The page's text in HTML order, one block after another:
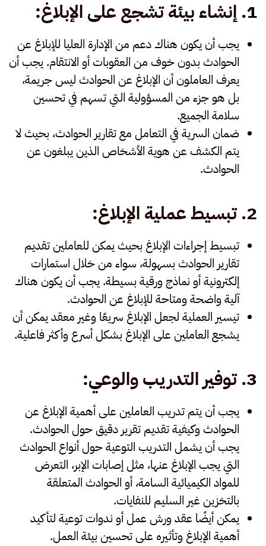
1. إنشاء بيئة تشجع على الإبلاغ:
يجب أن يكون هناك دعم من الإدارة العليا للإبلاغ عن
الحوادث بدون خوف من العقوبات أو الانتقام. يجب أن
يعرف العاملون أن الإبلاغ عن الحوادث ليس جريمة،
بل هو جزء من المسؤولية التي تسهم في تحسين
سلامة الجميع.
ضمان السرية في التعامل مع تقارير الحوادث، بحيث لا
يتم الكشف عن هوية الأشخاص الذين يبلغون عن
الحوادث.
2. تبسيط عملية الإبلاغ:
تبسيط إجراءات الإبلاغ بحيث يمكن للعاملين تقديم
تقارير الحوادث بسهولة، سواء من خلال استمارات
إلكترونية أو نماذج ورقية بسيطة. يجب أن يكون هناك
آلية واضحة ومتاحة للإبلاغ عن الحوادث.
تيسير العملية لجعل الإبلاغ سريعًا وغير معقد يمكن أن
يشجع العاملين على الإبلاغ بشكل أسرع وأكثر فاعلية.
3. توفير التدريب والوعي:
يجب أن يتم تدريب العاملين علىأهمية الإبلاغ عن
الحوادثوكيفية تقديم تقرير دقيق حول الحوادث.
يجب أن يشمل التدريب التوعية حول أنواع الحوادث
التي يجب الإبلاغ عنها، مثل إصابات الإبر، التعرض
للمواد الكيميائية السامة، أو الحوادث المتعلقة
بالتخزين غير السليم للنفايات.
يمكن أيضًا عقدورش عملأوندوات توعية لتأكيد
أهمية الإبلاغ وتأثيره على تحسين بيئة العمل.